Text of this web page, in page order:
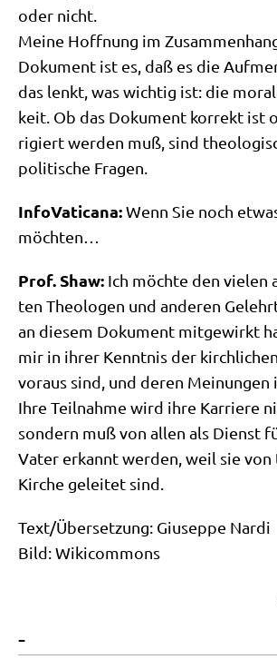
oder nicht.
Mei­ne Hoff­nung im
Doku­ment ist es, daß es die
das lenkt, was wich­tig ist: die
keit. Ob das Doku­ment kor­rekt ist
ri­giert wer­den muß, sind
poli­ti­sche Fragen.
Info­Va­ti­ca­na:Wenn Sie noch
möchten…
Prof. Shaw: Ich möch­te den vie­len
ten Theo­lo­gen und ande­ren
an die­sem Doku­ment mit­ge­wirkt
mir in ihrer Kennt­nis der
vor­aus sind, und deren Mei­nun­gen
Ihre Teil­nah­me wird ihre Kar­rie­re
son­dern muß von allen als Dienst
Vater erkannt wer­den, weil sie
Kir­che gelei­tet sind.
Text/​Übersetzung: Giu­sep­pe Nardi
Bild: Wikicommons
-